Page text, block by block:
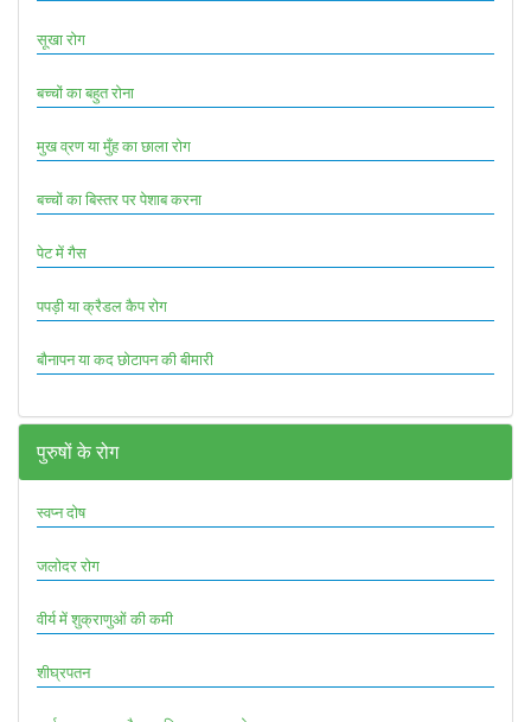
सूखा रोग
बच्चों का बहुत रोना
मुख व्रण या मुँह का छाला रोग
बच्चों का बिस्तर पर पेशाब करना
पेट में गैस
पपड़ी या क्रैडल कैप रोग
बौनापन या कद छोटापन की बीमारी
पुरुषों के रोग
स्वप्न दोष
जलोदर रोग
वीर्य में शुक्राणुओं की कमी
शीघ्रपतन